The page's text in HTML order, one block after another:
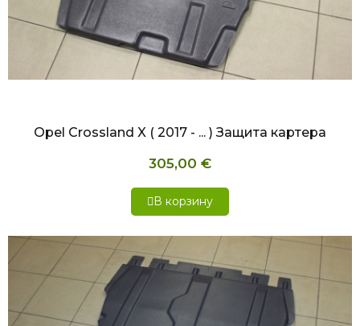
Opel Crossland X ( 2017 - ... ) Защита картера
305,00 €
В корзину